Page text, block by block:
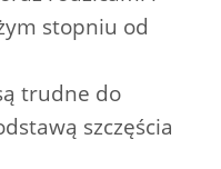
stopniu od
trudne do
szczęścia